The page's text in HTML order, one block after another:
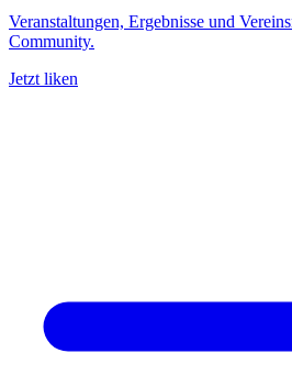
Veranstaltungen, Ergebnisse und
Community.
Jetzt liken